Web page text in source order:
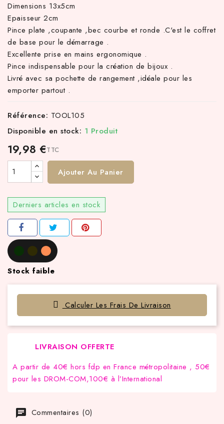
d'achat hors frais de port en France métropolitaine ! À
Dimensions 13x5cm
Epaisseur 2cm
Pince plate ,coupante ,bec courbe et ronde .C'est le coffret
de base pour le démarrage .
Excellente prise en mains ergonomique .
Pince indispensable pour la création de bijoux .
Livré avec sa pochette de rangement ,idéale pour les
emporter partout .
Référence: TOOL105
Disponible en stock: 1 Produit
19,98 €TTC
Ajouter Au Panier
Derniers articles en stock
Stock faible
Calculer Les Frais De Livraison
LIVRAISON OFFERTE
A partir de 40€ hors fdp en France métropolitaine , 50€
pour les DROM-COM,100€ à l’International
Commentaires (0)